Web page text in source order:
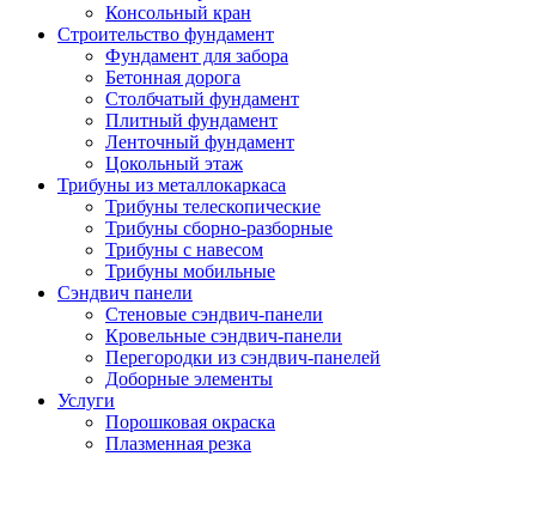
Консольный кран
Строительство фундамент
Фундамент для забора
Бетонная дорога
Столбчатый фундамент
Плитный фундамент
Ленточный фундамент
Цокольный этаж
Трибуны из металлокаркаса
Трибуны телескопические
Трибуны сборно-разборные
Трибуны с навесом
Трибуны мобильные
Сэндвич панели
Стеновые сэндвич-панели
Кровельные сэндвич-панели
Перегородки из сэндвич-панелей
Доборные элементы
Услуги
Порошковая окраска
Плазменная резка